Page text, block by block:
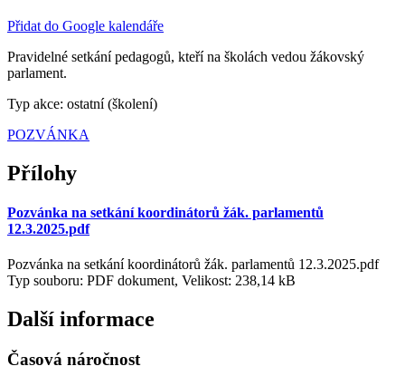
Přidat do Google kalendáře
Pravidelné setkání pedagogů, kteří na školách vedou žákovský
parlament.
Typ akce: ostatní (školení)
POZVÁNKA
Přílohy
Pozvánka na setkání koordinátorů žák. parlamentů
12.3.2025.pdf
Pozvánka na setkání koordinátorů žák. parlamentů 12.3.2025.pdf
Typ souboru: PDF dokument, Velikost: 238,14 kB
Další informace
Časová náročnost